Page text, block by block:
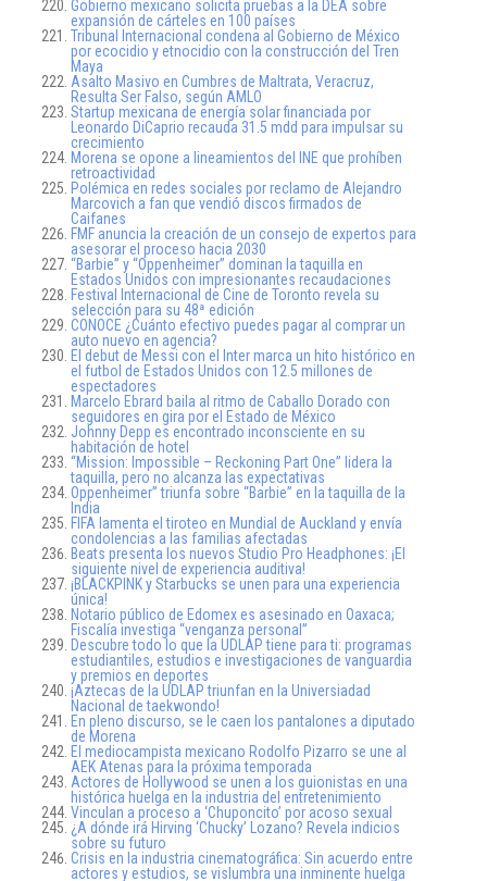
Gobierno mexicano solicita pruebas a la DEA sobre
expansión de cárteles en 100 países
Tribunal Internacional condena al Gobierno de México
por ecocidio y etnocidio con la construcción del Tren
Maya
Asalto Masivo en Cumbres de Maltrata, Veracruz,
Resulta Ser Falso, según AMLO
Startup mexicana de energía solar financiada por
Leonardo DiCaprio recauda 31.5 mdd para impulsar su
crecimiento
Morena se opone a lineamientos del INE que prohíben
retroactividad
Polémica en redes sociales por reclamo de Alejandro
Marcovich a fan que vendió discos firmados de
Caifanes
FMF anuncia la creación de un consejo de expertos para
asesorar el proceso hacia 2030
“Barbie” y “Oppenheimer” dominan la taquilla en
Estados Unidos con impresionantes recaudaciones
Festival Internacional de Cine de Toronto revela su
selección para su 48ª edición
CONOCE ¿Cuánto efectivo puedes pagar al comprar un
auto nuevo en agencia?
El debut de Messi con el Inter marca un hito histórico en
el futbol de Estados Unidos con 12.5 millones de
espectadores
Marcelo Ebrard baila al ritmo de Caballo Dorado con
seguidores en gira por el Estado de México
Johnny Depp es encontrado inconsciente en su
habitación de hotel
“Mission: Impossible – Reckoning Part One” lidera la
taquilla, pero no alcanza las expectativas
Oppenheimer” triunfa sobre “Barbie” en la taquilla de la
India
FIFA lamenta el tiroteo en Mundial de Auckland y envía
condolencias a las familias afectadas
Beats presenta los nuevos Studio Pro Headphones: ¡El
siguiente nivel de experiencia auditiva!
¡BLACKPINK y Starbucks se unen para una experiencia
única!
Notario público de Edomex es asesinado en Oaxaca;
Fiscalía investiga “venganza personal”
Descubre todo lo que la UDLAP tiene para ti: programas
estudiantiles, estudios e investigaciones de vanguardia
y premios en deportes
¡Aztecas de la UDLAP triunfan en la Universiadad
Nacional de taekwondo!
En pleno discurso, se le caen los pantalones a diputado
de Morena
El mediocampista mexicano Rodolfo Pizarro se une al
AEK Atenas para la próxima temporada
Actores de Hollywood se unen a los guionistas en una
histórica huelga en la industria del entretenimiento
Vinculan a proceso a ‘Chuponcito’ por acoso sexual
¿A dónde irá Hirving ‘Chucky’ Lozano? Revela indicios
sobre su futuro
Crisis en la industria cinematográfica: Sin acuerdo entre
actores y estudios, se vislumbra una inminente huelga